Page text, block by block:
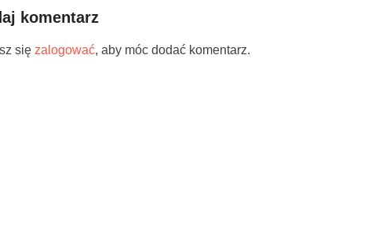
komentarz
się zalogować, aby móc dodać komentarz.